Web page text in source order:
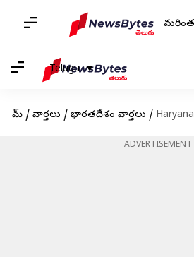
మరింత
Telugu
హోమ్ / వార్తలు / భారతదేశం వార్తలు / Haryana: 142 మంది
ADVERTISEMENT